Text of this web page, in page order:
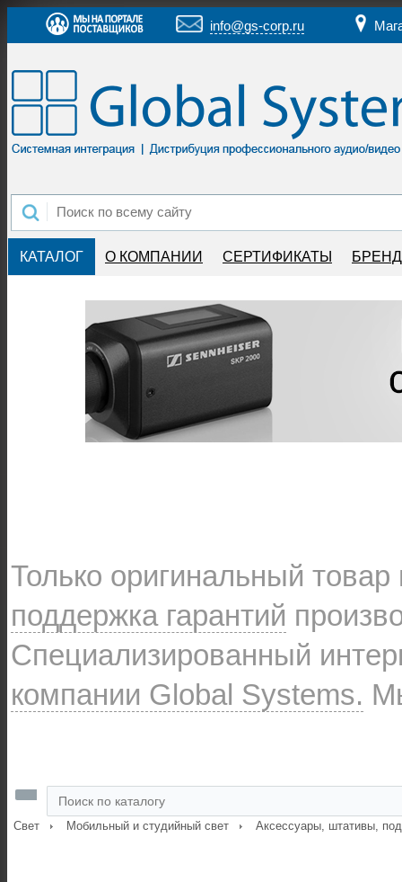
info@gs-corp.ru
КАТАЛОГ О КОМПАНИИ СЕРТИФИКАТЫ
Только оригинальный
поддержка гарантий
Специализированный
компании Global Systems.
Свет Мобильный и студийный свет Аксессуары, штативы,